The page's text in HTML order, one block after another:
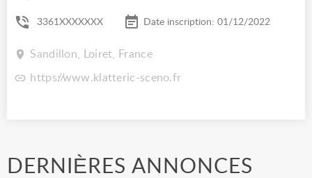
3361XXXXXXX Date inscription: 01/12/2022
Sandillon, Loiret, France
https://www.klatteric-sceno.fr
DERNIÈRES ANNONCES